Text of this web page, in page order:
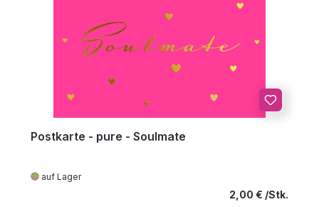
Postkarte - pure - Soulmate
auf Lager
Regulärer
2,00 €